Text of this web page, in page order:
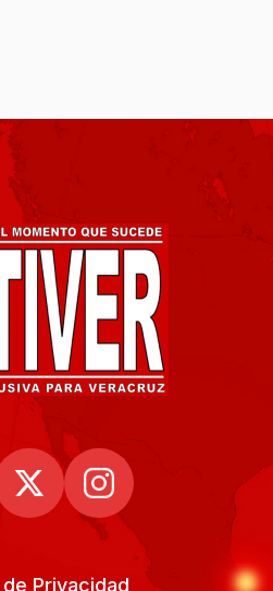
Privacidad